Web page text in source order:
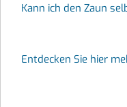
Kann ich den Zaun
Entdecken Sie hier